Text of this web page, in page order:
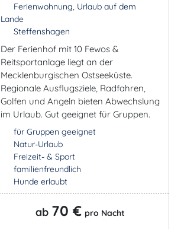
Ferienwohnung, Urlaub auf dem
Lande
Steffenshagen
Der Ferienhof mit 10 Fewos &
Reitsportanlage liegt an der
Mecklenburgischen Ostseeküste.
Regionale Ausflugsziele, Radfahren,
Golfen und Angeln bieten Abwechslung
im Urlaub. Gut geeignet für Gruppen.
für Gruppen geeignet
Natur-Urlaub
Freizeit- & Sport
familienfreundlich
Hunde erlaubt
ab 70 € pro Nacht